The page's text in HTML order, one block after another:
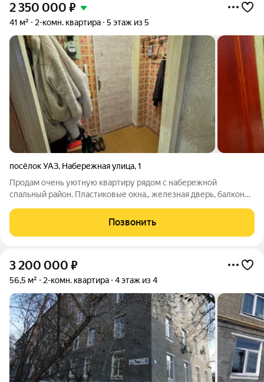
2 350 000 ₽
41 м² 2-комн. квартира 5 этаж из 5
посёлок УАЗ, Набережная улица,1
Продам очень уютную квартиру рядом с набережной
спальный район. Пластиковые окна,, железная дверь, балкон
можно сделать гардеробную. Один взрослый собственник.
Быстрый выход на сделку.
Позвонить
3 200 000 ₽
56,5 м² 2-комн. квартира 4 этаж из 4